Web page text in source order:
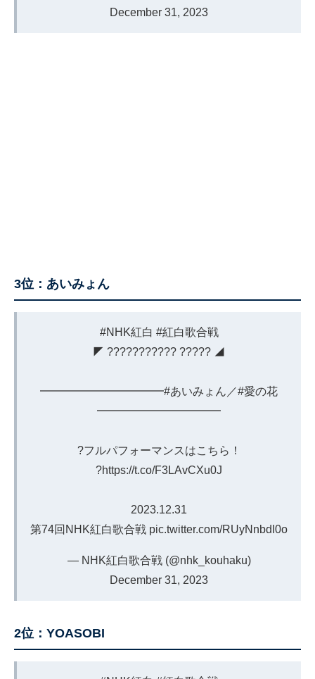
December 31, 2023
3位：あいみょん
#NHK紅白 #紅白歌合戦
◤ ??????????? ????? ◢
━━━━━━━━━━━#あいみょん ／#愛の花
━━━━━━━━━━━
?フルパフォーマンスはこちら！
?https://t.co/F3LAvCXu0J
2023.12.31
第74回NHK紅白歌合戦 pic.twitter.com/RUyNnbdI0o
— NHK紅白歌合戦 (@nhk_kouhaku)
December 31, 2023
2位：YOASOBI